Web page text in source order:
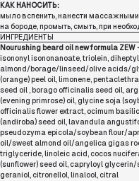
КАК НАНОСИТЬ:
мыло вспенить, нанести
на бороде, промыть, смыть, при
ИНГРЕДИЕНТЫ
Nourushing beard oil new formula
isononyl isononanoate, triolein,
almond/borage/linseed/olive acids/
(orange) peel oil, limonene,
seed oil , borago officinalis seed oil,
(evening primrose) oil, glycine soja
officinalis flower extract, ocimum
(andiroba) seed oil, lavandula
pseudozyma epicola/soybean flour/
oil/sweet almond oil/angelica gigas
triglyceride, linoleic acid, cocos
(sunflower) seed oil, capryloyl
geraniol, citronellol, linalool, citral